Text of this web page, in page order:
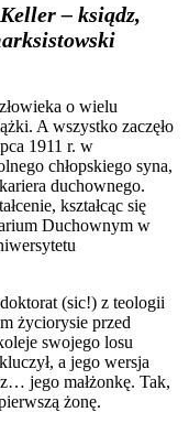
– ksiądz,
o wielu
A wszystko zaczęło
1911 r. w
chłopskiego syna,
duchownego.
kształcąc się
Duchownym w
(sic!) z teologii
życiorysie przed
swojego losu
a jego wersja
jego małżonkę. Tak,
żonę.